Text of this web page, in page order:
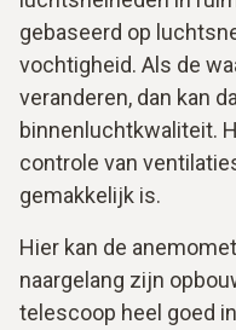
gebaseerd op
vochtigheid. Als de
veranderen, dan kan
binnenluchtkwaliteit.
controle van
gemakkelijk is.
Hier kan de
naargelang zijn
telescoop heel goed